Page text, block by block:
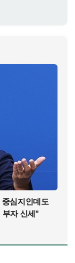
심지인데도
부자 신세"